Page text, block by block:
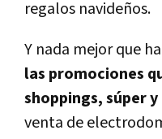
regalos navideños.
Y nada mejor que
las promociones
shoppings, súper
venta de